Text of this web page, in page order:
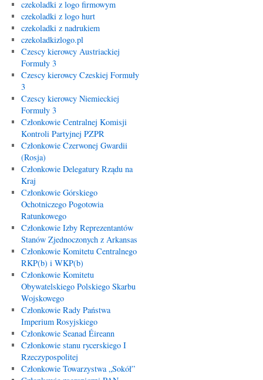
czekoladki z logo firmowym
czekoladki z logo hurt
czekoladki z nadrukiem
czekoladkizlogo.pl
Czescy kierowcy Austriackiej
Formuły 3
Czescy kierowcy Czeskiej Formuły
3
Czescy kierowcy Niemieckiej
Formuły 3
Członkowie Centralnej Komisji
Kontroli Partyjnej PZPR
Członkowie Czerwonej Gwardii
(Rosja)
Członkowie Delegatury Rządu na
Kraj
Członkowie Górskiego
Ochotniczego Pogotowia
Ratunkowego
Członkowie Izby Reprezentantów
Stanów Zjednoczonych z Arkansas
Członkowie Komitetu Centralnego
RKP(b) i WKP(b)
Członkowie Komitetu
Obywatelskiego Polskiego Skarbu
Wojskowego
Członkowie Rady Państwa
Imperium Rosyjskiego
Członkowie Seanad Éireann
Członkowie stanu rycerskiego I
Rzeczypospolitej
Członkowie Towarzystwa „Sokół”